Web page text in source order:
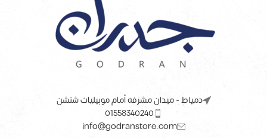
دمياط - ميدان مشرفه أمام موبيليات شنشن
01558340240
info@godranstore.com